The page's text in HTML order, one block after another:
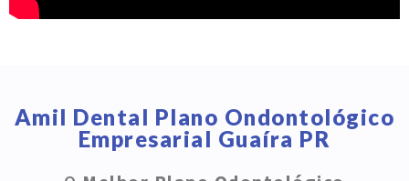
Amil Dental Plano Ondontológico
Empresarial Guaíra PR